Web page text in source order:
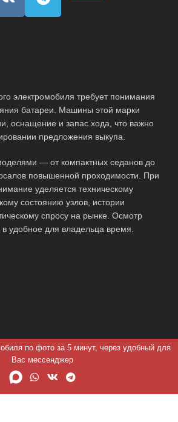
электромобиля требует понимания
батареи. Машины этой марки
оснащение и запас хода, что важно
предложения выкупа.
— от компактных седанов до
повышенной проходимости. При
уделяется техническому
состоянию узлов, истории
спросу на рынке. Осмотр
удобное для владельца время.
по фото за 5 минут, через удобный для
Вас мессенджер